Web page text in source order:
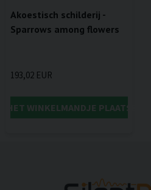
Akoestisch schilderij -
Sparrows among flowers
193,02 EUR
HET WINKELMANDJE PLAATSEN